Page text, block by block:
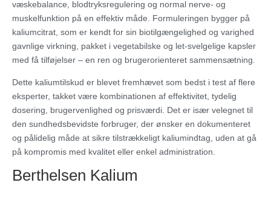
væskebalance, blodtryksregulering og normal nerve- og
muskelfunktion på en effektiv måde. Formuleringen bygger på
kaliumcitrat, som er kendt for sin biotilgængelighed og varighed
gavnlige virkning, pakket i vegetabilske og let-svelgelige kapsler
med få tilføjelser – en ren og brugerorienteret sammensætning.
Dette kaliumtilskud er blevet fremhævet som bedst i test af flere
eksperter, takket være kombinationen af effektivitet, tydelig
dosering, brugervenlighed og prisværdi. Det er især velegnet til
den sundhedsbevidste forbruger, der ønsker en dokumenteret
og pålidelig måde at sikre tilstrækkeligt kaliumindtag, uden at gå
på kompromis med kvalitet eller enkel administration.
Berthelsen Kalium